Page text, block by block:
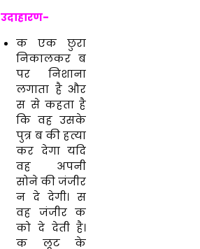
उदाहारण-
क एक छुरा
निकालकर ब
पर निशाना
लगाता है और
स से कहता है
कि वह उसके
पुत्र ब की हत्या
कर देगा यदि
वह अपनी
सोने की जंजीर
न दे देगी। स
वह जंजीर क
को दे देती है।
क लूट के